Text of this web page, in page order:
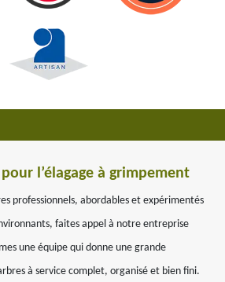
l’élagage à grimpement
professionnels, abordables et expérimentés
faites appel à notre entreprise
une équipe qui donne une grande
à service complet, organisé et bien fini.